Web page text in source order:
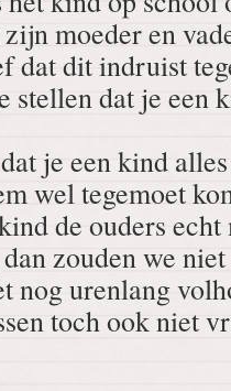
moeder en
dat dit indruist
stellen dat je
je een kind
wel tegemoet
de ouders
zouden we
nog urenlang
toch ook niet